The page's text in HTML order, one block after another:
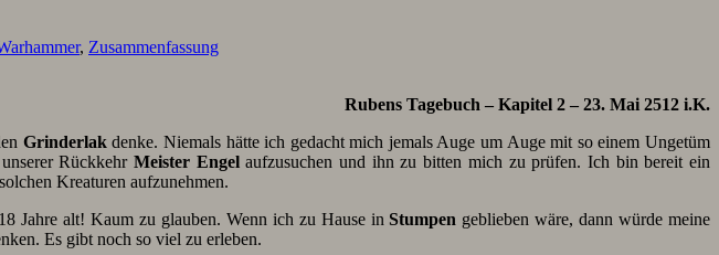
, Zusammenfassung
Rubens Tagebuch – Kapitel 2 – 23. Mai 2512 i.K.
Grinderlakdenke. Niemals hätte ich gedacht mich jemals Auge um Auge mit so einem Ungetüm
Rückkehr Meister Engelaufzusuchen und ihn zu bitten mich zu prüfen. Ich bin bereit ein
Kreaturen aufzunehmen.
Jahre alt! Kaum zu glauben. Wenn ich zu Hause inStumpen geblieben wäre, dann würde meine
Es gibt noch so viel zu erleben.